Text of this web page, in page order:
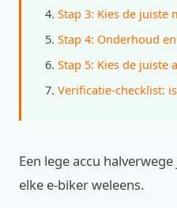
Stap 3: Kies de
Stap 4: Onderhoud
Stap 5: Kies de juiste
Verificatie-checklist:
Een lege accu
elke e-biker weleens.